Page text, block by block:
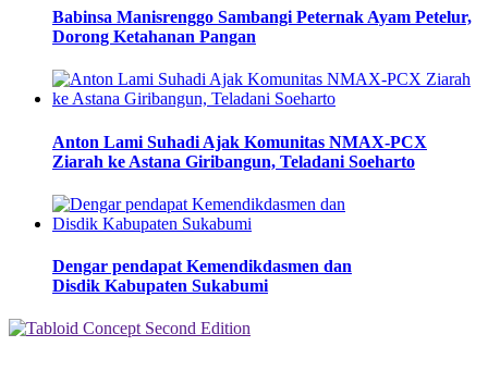
Babinsa Manisrenggo Sambangi Peternak Ayam Petelur,
Dorong Ketahanan Pangan
Anton Lami Suhadi Ajak Komunitas NMAX-PCX
Ziarah ke Astana Giribangun, Teladani Soeharto
Dengar pendapat Kemendikdasmen dan
Disdik Kabupaten Sukabumi